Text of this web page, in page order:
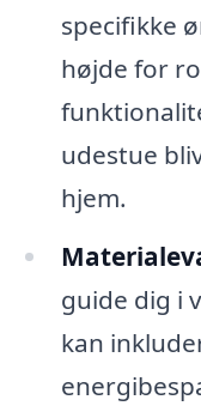
specifikke
højde for
udestue
hjem.
guide dig i
kan